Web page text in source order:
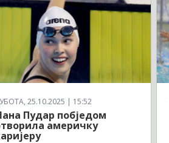
25.10.2025 | 15:52
Пудар побједом
америчку